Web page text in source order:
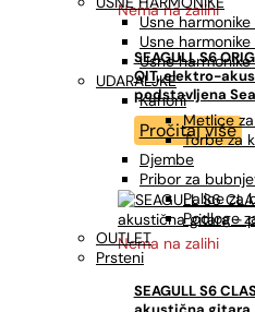
Usne
Usne
Usne
UDARALJKE
Kahoni
Metlice
Torbe za
Djembe
Pribor za
Palice za
Podloge
OUTLET
Prsteni
Nema na zalihi
SEAGULL S6
QIT, elektro-
podstavljena
Pročitaj više
Nema na zalihi
SEAGULL S6